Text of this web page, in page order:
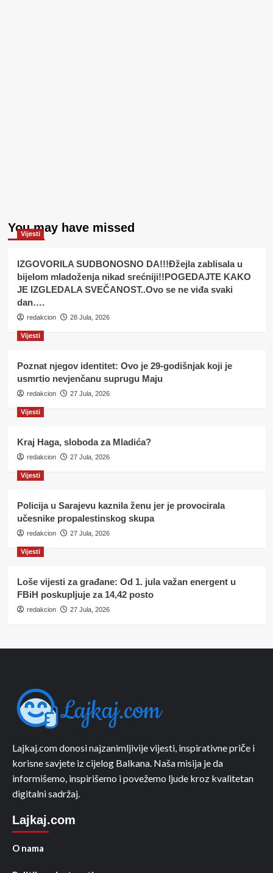
You may have missed
Vijesti
IZGOVORILA SUDBONOSNO DA!!!Đžejla zablisala u
bijelom mladoženja nikad srećniji!!POGEDAJTE KAKO
JE IZGLEDALA SVEČANOST..Ovo se ne viđa svaki
dan….
redakcion 28 Jula, 2026
Vijesti
Poznat njegov identitet: Ovo je 29-godišnjak koji je
usmrtio nevjenčanu suprugu Maju
redakcion 27 Jula, 2026
Vijesti
Kraj Haga, sloboda za Mladića?
redakcion 27 Jula, 2026
Vijesti
Policija u Sarajevu kaznila ženu jer je provocirala
učesnike propalestinskog skupa
redakcion 27 Jula, 2026
Vijesti
Loše vijesti za građane: Od 1. jula važan energent u
FBiH poskupljuje za 14,42 posto
redakcion 27 Jula, 2026
Lajkaj.com donosi najzanimljivije vijesti, inspirativne priče i
korisne savjete iz cijelog Balkana. Naša misija je da
informišemo, inspirišemo i povežemo ljude kroz kvalitetan
digitalni sadržaj.
Lajkaj.com
O nama